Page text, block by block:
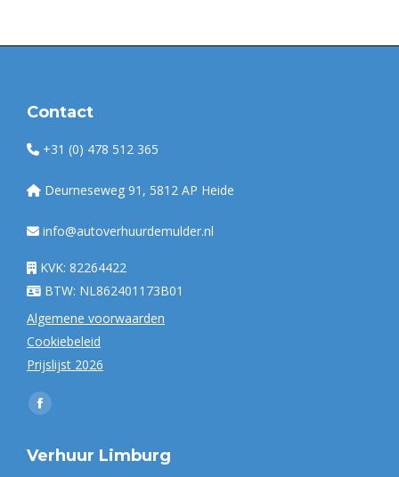
Contact
+31 (0) 478 512 365
Deurneseweg 91, 5812 AP Heide
info@autoverhuurdemulder.nl
KVK: 82264422
BTW: NL862401173B01
Algemene voorwaarden
Cookiebeleid
Prijslijst 2026
Vind ons op:
Facebook
opens
Verhuur Limburg